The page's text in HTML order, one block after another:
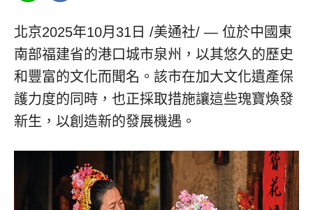
北京2025年10月31日 /美通社/ — 位於中國東
南部福建省的港口城市泉州，以其悠久的歷史
和豐富的文化而聞名。該市在加大文化遺產保
護力度的同時，也正採取措施讓這些瑰寶煥發
新生，以創造新的發展機遇。